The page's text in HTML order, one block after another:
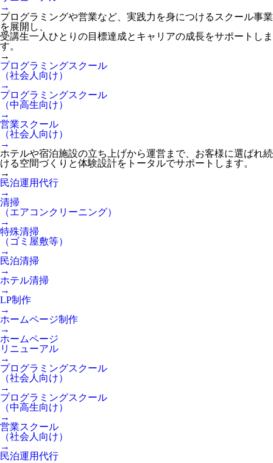
→
プログラミングや営業など、実践力を身につけるスクール事業
を展開し、
受講生一人ひとりの目標達成とキャリアの成長をサポートしま
す。
→
プログラミングスクール
（社会人向け）
→
プログラミングスクール
（中高生向け）
→
営業スクール
（社会人向け）
→
ホテルや宿泊施設の立ち上げから運営まで、お客様に選ばれ続
ける空間づくりと体験設計をトータルでサポートします。
→
民泊運用代行
→
清掃
（エアコンクリーニング）
→
特殊清掃
（ゴミ屋敷等）
→
民泊清掃
→
ホテル清掃
→
LP制作
→
ホームページ制作
→
ホームページ
リニューアル
→
プログラミングスクール
（社会人向け）
→
プログラミングスクール
（中高生向け）
→
営業スクール
（社会人向け）
→
民泊運用代行